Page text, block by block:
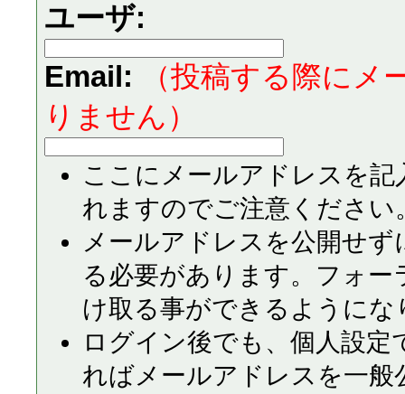
ユーザ:
Email:
（投稿する際に
りません）
ここにメールアドレスを
れますのでご注意ください
メールアドレスを公開せ
る必要があります。フォ
け取る事ができるようにな
ログイン後でも、個人設
ればメールアドレスを一